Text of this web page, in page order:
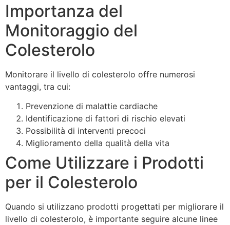
Importanza del
Monitoraggio del
Colesterolo
Monitorare il livello di colesterolo offre numerosi
vantaggi, tra cui:
Prevenzione di malattie cardiache
Identificazione di fattori di rischio elevati
Possibilità di interventi precoci
Miglioramento della qualità della vita
Come Utilizzare i Prodotti
per il Colesterolo
Quando si utilizzano prodotti progettati per migliorare il
livello di colesterolo, è importante seguire alcune linee